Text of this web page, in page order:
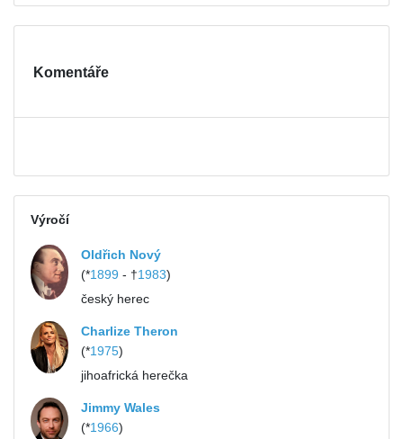
Komentáře
Výročí
Oldřich Nový
(*1899 - †1983)
český herec
Charlize Theron
(*1975)
jihoafrická herečka
Jimmy Wales
(*1966)